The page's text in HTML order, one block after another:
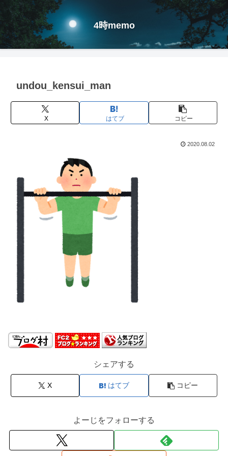
4時memo
undou_kensui_man
X はてブ コピー
2020.08.02
シェアする
X はてブ コピー
よーじをフォローする